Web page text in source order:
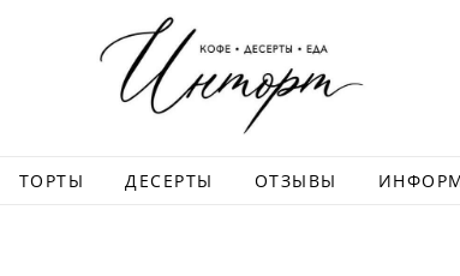
ТОРТЫ ДЕСЕРТЫ ОТЗЫВЫ